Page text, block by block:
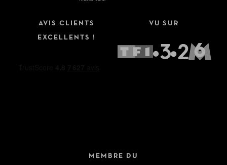
AVIS CLIENTS
EXCELLENTS !
VU SUR
MEMBRE DU